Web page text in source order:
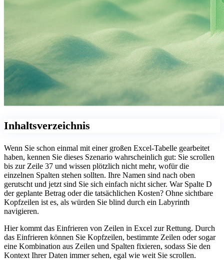
Inhaltsverzeichnis
Wenn Sie schon einmal mit einer großen Excel-Tabelle gearbeitet
haben, kennen Sie dieses Szenario wahrscheinlich gut: Sie scrollen
bis zur Zeile 37 und wissen plötzlich nicht mehr, wofür die
einzelnen Spalten stehen sollten. Ihre Namen sind nach oben
gerutscht und jetzt sind Sie sich einfach nicht sicher. War Spalte D
der geplante Betrag oder die tatsächlichen Kosten? Ohne sichtbare
Kopfzeilen ist es, als würden Sie blind durch ein Labyrinth
navigieren.
Hier kommt das Einfrieren von Zeilen in Excel zur Rettung. Durch
das Einfrieren können Sie Kopfzeilen, bestimmte Zeilen oder sogar
eine Kombination aus Zeilen und Spalten fixieren, sodass Sie den
Kontext Ihrer Daten immer sehen, egal wie weit Sie scrollen.